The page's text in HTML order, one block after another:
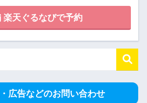
楽天ぐるなびで予約
広告などのお問い合わせ